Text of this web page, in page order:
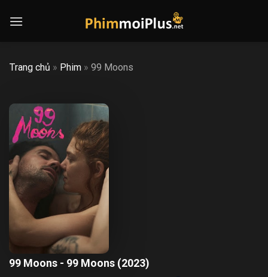
Trang chủ » Phim » 99 Moons
99 Moons - 99 Moons (2023)